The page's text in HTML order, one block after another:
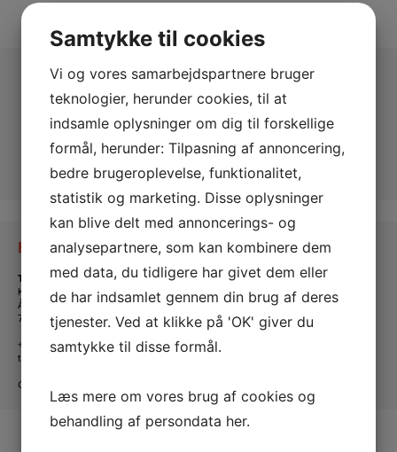
Kontakt os
Tante Andante Hus
KFUM og KFUK i Lemvig
Ågade 5
7620 Lemvig
+45 20 16 24 11
tanteandante@kfum-kfuk.dk
CVR: 30771397
Samtykke til cookies
Vi og vores samarbejdspartnere bruger
teknologier, herunder cookies, til at
indsamle oplysninger om dig til forskellige
formål, herunder: Tilpasning af annoncering,
bedre brugeroplevelse, funktionalitet,
statistik og marketing. Disse oplysninger
kan blive delt med annoncerings- og
analysepartnere, som kan kombinere dem
med data, du tidligere har givet dem eller
de har indsamlet gennem din brug af deres
tjenester. Ved at klikke på 'OK' giver du
samtykke til disse formål.
Læs mere om vores brug af cookies og
behandling af persondata her.